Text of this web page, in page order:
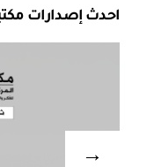
احدث إصدارات